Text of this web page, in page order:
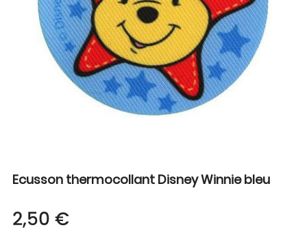
Ecusson thermocollant Disney Winnie bleu
2,50 €